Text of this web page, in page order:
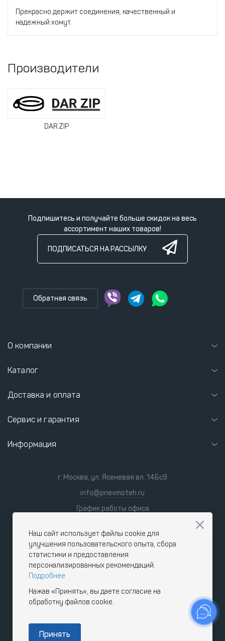
Прекрасно держит соединения, качественный и
надежный хомут.
Производители
DAR ZIP
Подпишитесь и получайте больше скидок на весь
ассортимент наших товаров!
ПОДПИСАТЬСЯ НА РАССЫЛКУ
Обратная связь
О компании
Каталог
Доставка и оплата
Сервис и гарантия
Информация
г. Москва, ул. Ясеневая вл. 14Бс9
info@pnevmoteh.ru
График работы офиса
9:00 - 18:00
Наш сайт использует файлы cookie для
улучшения пользовательского опыта, сбора
статистики и предоставления
персонализированных рекомендаций.
Подробнее
Нажав «Принять», вы даете согласие на
обработку файлов cookie.
Принять